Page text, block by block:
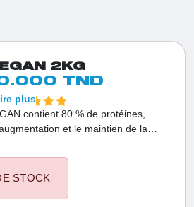
2KG
TND
contient 80 % de protéines,
et le maintien de la
de glucides issus de céréales
l'avoine, le sarrasin, le quinoa,
plus
STOCK